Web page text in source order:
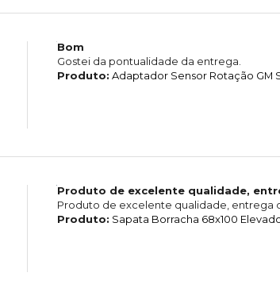
Bom
Gostei da pontualidade da entrega.
Produto: Adaptador Sensor Rotação GM
Produto de excelente qualidade,
Produto de excelente qualidade, entrega
Produto: Sapata Borracha 68x100